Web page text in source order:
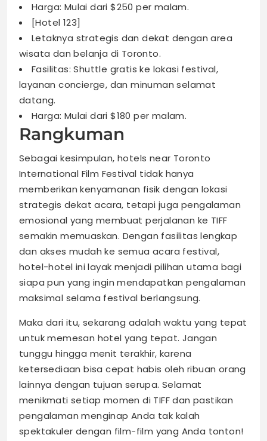
Harga: Mulai dari $250 per malam.
[Hotel 123]
Letaknya strategis dan dekat dengan area
wisata dan belanja di Toronto.
Fasilitas: Shuttle gratis ke lokasi festival,
layanan concierge, dan minuman selamat
datang.
Harga: Mulai dari $180 per malam.
Rangkuman
Sebagai kesimpulan, hotels near Toronto
International Film Festival tidak hanya
memberikan kenyamanan fisik dengan lokasi
strategis dekat acara, tetapi juga pengalaman
emosional yang membuat perjalanan ke TIFF
semakin memuaskan. Dengan fasilitas lengkap
dan akses mudah ke semua acara festival,
hotel-hotel ini layak menjadi pilihan utama bagi
siapa pun yang ingin mendapatkan pengalaman
maksimal selama festival berlangsung.
Maka dari itu, sekarang adalah waktu yang tepat
untuk memesan hotel yang tepat. Jangan
tunggu hingga menit terakhir, karena
ketersediaan bisa cepat habis oleh ribuan orang
lainnya dengan tujuan serupa. Selamat
menikmati setiap momen di TIFF dan pastikan
pengalaman menginap Anda tak kalah
spektakuler dengan film-film yang Anda tonton!